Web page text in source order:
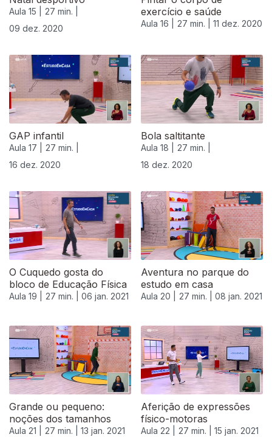
Aula 15 |
27 min. |
09 dez. 2020
exercício e saúde
Aula 16 | 27 min. | 11 dez. 2020
GAP infantil
Aula 17 |
27 min. |
16 dez. 2020
Bola saltitante
Aula 18 |
27 min. |
18 dez. 2020
O Cuquedo gosta do
bloco de Educação Física
Aula 19 | 27 min. | 06 jan. 2021
Aventura no parque do
estudo em casa
Aula 20 | 27 min. | 08 jan. 2021
Grande ou pequeno:
noções dos tamanhos
Aula 21 | 27 min. | 13 jan. 2021
Aferição de expressões
físico-motoras
Aula 22 | 27 min. | 15 jan. 2021